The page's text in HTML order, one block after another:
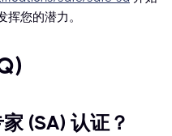
您的潜力。
(SA) 认证？